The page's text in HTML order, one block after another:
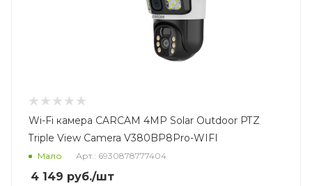
Wi-Fi камера CARCAM 4MP Solar Outdoor PTZ
Triple View Camera V380BP8Pro-WIFI
Мало Арт.: 6930878777404
4 149 руб./шт